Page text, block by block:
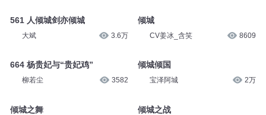
561 人倾城剑亦倾城
大斌 3.6万
664 杨贵妃与“贵妃鸡”
柳若尘 3582
倾城之舞
倾城
CV姜冰_含笑 8609
倾城倾国
宝泽阿城 2万
倾城之战